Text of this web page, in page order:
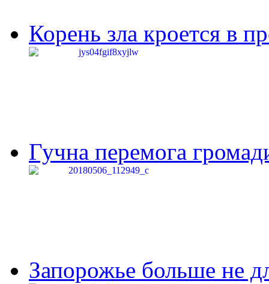
Корень зла кроется в
Гучна перемога
Запорожье больше не